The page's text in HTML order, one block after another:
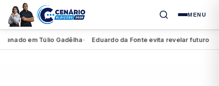
MENU
em Túlio Gadêlha● Eduardo da Fonte evita revelar futuro de